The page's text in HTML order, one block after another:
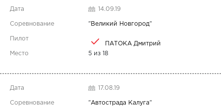
14.09.19
"Великий Новгород"
ПАТОКА Дмитрий
5 из 18
17.08.19
"Автострада Калуга"